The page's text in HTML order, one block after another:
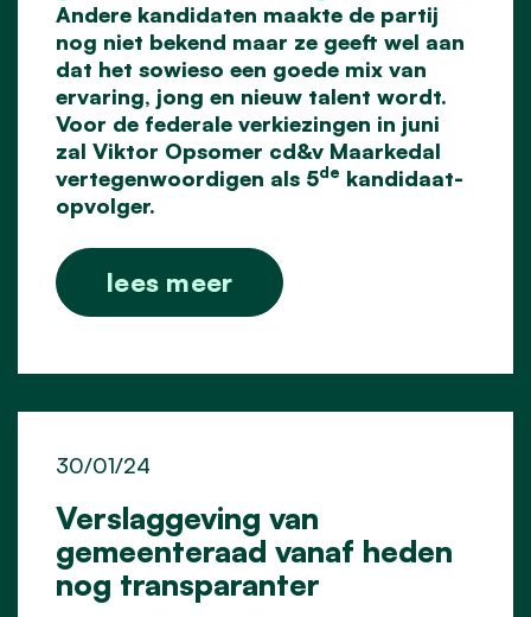
Andere kandidaten maakte de partij
nog niet bekend maar ze geeft wel aan
dat het sowieso een goede mix van
ervaring, jong en nieuw talent wordt.
Voor de federale verkiezingen in juni
zal Viktor Opsomer cd&v Maarkedal
vertegenwoordigen als 5de kandidaat-
opvolger.
lees meer
Verslaggeving van
gemeenteraad vanaf heden
nog transparanter
30/01/24